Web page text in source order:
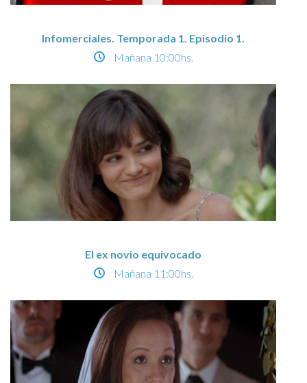
Infomerciales. Temporada 1. Episodio 1.
Mañana 10:00hs.
El ex novio equivocado
Mañana 11:00hs.